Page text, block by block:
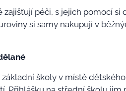
péči, s jejich pomocí
si samy nakupují v
školy v místě